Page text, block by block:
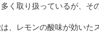
く取り扱っているが、そ
、レモンの酸味が効いた